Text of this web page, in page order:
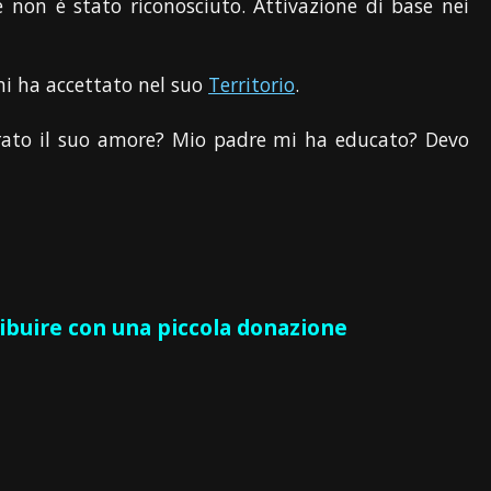
è stato riconosciuto. Attivazione di base nei
ha accettato nel suo Territorio.
il suo amore? Mio padre mi ha educato? Devo
con una piccola donazione